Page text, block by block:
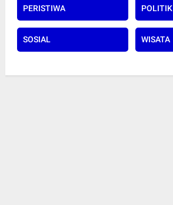
PERISTIWA POLITIK
SOSIAL WISATA